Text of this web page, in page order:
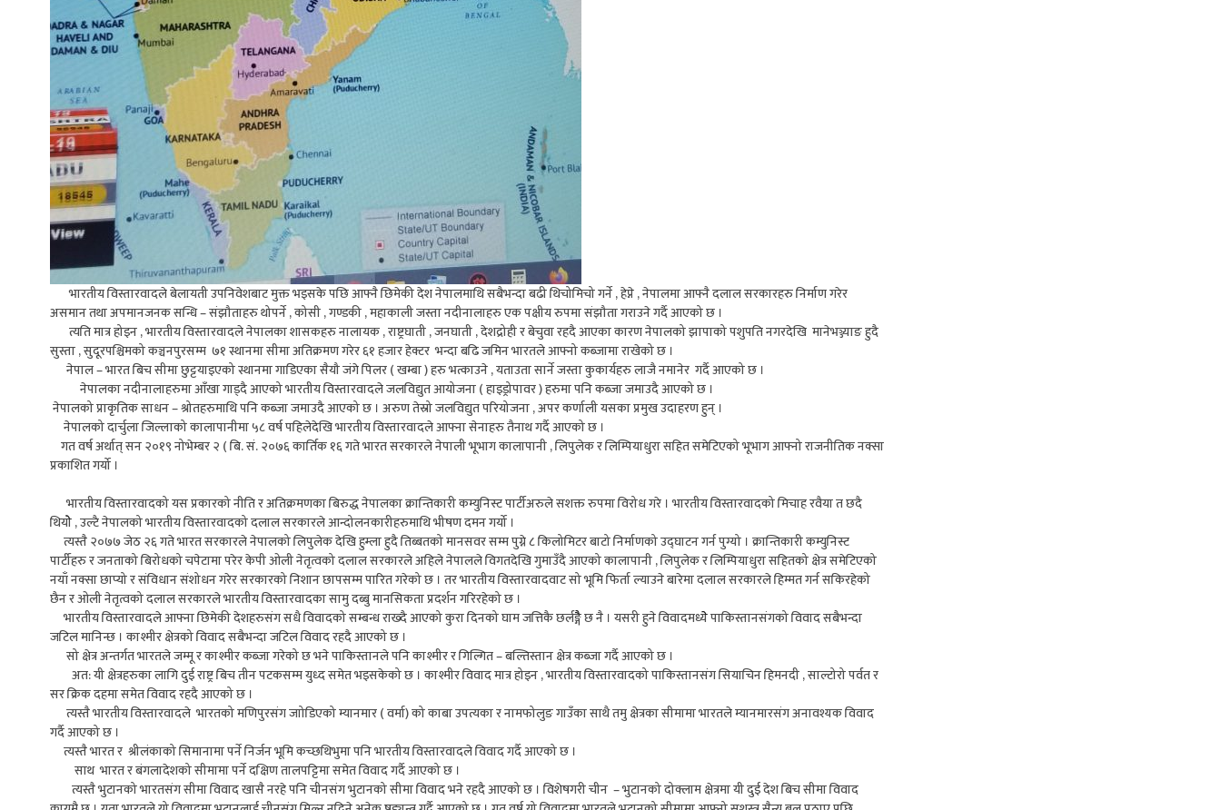
भारतीय विस्तारवादले बेलायती उपनिवेशबाट मुक्त भइसके पछि आफ्नै छिमेकी देश नेपालमाथि सबैभन्दा बढी थिचोमिचो गर्ने , हेप्ने , नेपालमा आफ्नै दलाल सरकारहरु निर्माण गरेर
असमान तथा अपमानजनक सन्धि – संझौताहरु थोपर्ने , कोसी , गण्डकी , महाकाली जस्ता नदीनालाहरु एक पक्षीय रुपमा संझौता गराउने गर्दै आएको छ ।
त्यति मात्र होइन , भारतीय विस्तारवादले नेपालका शासकहरु नालायक , राष्ट्रघाती , जनघाती , देशद्रोही र बेचुवा रहदै आएका कारण नेपालको झापाको पशुपति नगरदेखि मानेभञ्ज्याङ हुदै
सुस्ता , सुदूरपश्चिमको कञ्चनपुरसम्म ७१ स्थानमा सीमा अतिक्रमण गरेर ६१ हजार हेक्टर भन्दा बढि जमिन भारतले आफ्नो कब्जामा राखेको छ ।
नेपाल – भारत बिच सीमा छुट्टयाइएको स्थानमा गाडिएका सैयौ जंगे पिलर ( खम्बा ) हरु भत्काउने , यताउता सार्ने जस्ता कुकार्यहरु लाजै नमानेर गर्दै आएको छ ।
नेपालका नदीनालाहरुमा आँखा गाड्दै आएको भारतीय विस्तारवादले जलविद्युत आयोजना ( हाइड्रोपावर ) हरुमा पनि कब्जा जमाउदै आएको छ ।
नेपालको प्राकृतिक साधन – श्रोतहरुमाथि पनि कब्जा जमाउदै आएको छ । अरुण तेस्रो जलविद्युत परियोजना , अपर कर्णाली यसका प्रमुख उदाहरण हुन् ।
नेपालको दार्चुला जिल्लाको कालापानीमा ५८ वर्ष पहिलेदेखि भारतीय विस्तारवादले आफ्ना सेनाहरु तैनाथ गर्दै आएको छ ।
गत वर्ष अर्थात् सन २०१९ नोभेम्बर २ ( बि. सं. २०७६ कार्तिक १६ गते भारत सरकारले नेपाली भूभाग कालापानी , लिपुलेक र लिम्पियाधुरा सहित समेटिएको भूभाग आफ्नो राजनीतिक नक्सा
प्रकाशित गर्यो ।
भारतीय विस्तारवादको यस प्रकारको नीति र अतिक्रमणका बिरुद्ध नेपालका क्रान्तिकारी कम्युनिस्ट पार्टीअरुले सशक्त रुपमा विरोध गरे । भारतीय विस्तारवादको मिचाह रवैया त छदै
थियोे , उल्टै नेपालको भारतीय विस्तारवादको दलाल सरकारले आन्दोलनकारीहरुमाथि भीषण दमन गर्यो ।
त्यस्तै २०७७ जेठ २६ गते भारत सरकारले नेपालको लिपुलेक देखि हुम्ला हुदै तिब्बतको मानस‍वर सम्म पुग्ने ८ किलोमिटर बाटो निर्माणको उद्घाटन गर्न पुग्यो । क्रान्तिकारी कम्युनिस्ट
पार्टीहरु र जनताको बिरोधको चपेटामा परेर केपी ओली नेतृत्वको दलाल सरकारले अहिले नेपालले विगतदेखि गुमाउँदै आएको कालापानी , लिपुलेक र लिम्पियाधुरा सहितको क्षेत्र समेटिएको
नयाँ नक्सा छाप्यो र संविधान संशोधन गरेर सरकारको निशान छापसम्म पारित गरेको छ । तर भारतीय विस्तारवादवाट सो भूमि फिर्ता ल्याउने बारेमा दलाल सरकारले हिम्मत गर्न सकिरहेको
छैन र ओली नेतृत्वको दलाल सरकारले भारतीय विस्तारवादका सामु दब्बु मानसिकता प्रदर्शन गरिरहेको छ ।
भारतीय विस्तारवादले आफ्ना छिमेकी देशहरुसंग सधै विवादको सम्बन्ध राख्दै आएको कुरा दिनको घाम जत्तिकै छर्लङ्गैै छ नै । यसरी हुने विवादमध्येे पाकिस्तानसंगको विवाद सबैभन्दा
जटिल मानिन्छ । काश्मीर क्षेत्रको विवाद सबैभन्दा जटिल विवाद रहदै आएको छ ।
सो क्षेत्र अन्तर्गत भारतले जम्मू र काश्मीर कब्जा गरेको छ भने पाकिस्तानले पनि काश्मीर र गिल्गित – बल्तिस्तान क्षेत्र कब्जा गर्दै आएको छ ।
अत: यी क्षेत्रहरुका लागि दुई राष्ट्र बिच तीन पटकसम्म युध्द समेत भइसकेको छ । काश्मीर विवाद मात्र होइन , भारतीय विस्तारवादको पाकिस्तानसंग सियाचिन हिमनदी , साल्टोरो पर्वत र
सर क्रिक दहमा समेत विवाद रहदै आएको छ ।
त्यस्तै भारतीय विस्तारवादले भारतको मणिपुरसंग जाोडिएको म्यानमार ( वर्मा) को काबा उपत्यका र नामफोलुङ गाउँका साथै तमु क्षेत्रका सीमामा भारतले म्यानमारसंग अनावश्यक विवाद
गर्दै आएको छ ।
त्यस्तै भारत र श्रीलंकाको सिमानामा पर्ने निर्जन भूमि कच्छथिभुमा पनि भारतीय विस्तारवादले विवाद गर्दै आएको छ ।
साथ भारत र बंगलादेशको सीमामा पर्ने दक्षिण तालपट्टिमा समेत विवाद गर्दै आएको छ ।
त्यस्तै भुटानको भारतसंग सीमा विवाद खासै नरहे पनि चीनसंग भुटानको सीमा विवाद भने रहदै आएको छ । विशेषगरी चीन – भुटानको दोक्लाम क्षेत्रमा यी दुई देश बिच सीमा विवाद